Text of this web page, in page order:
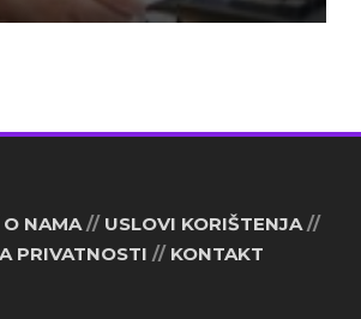
O NAMA // USLOVI KORIŠTENJA //
PRIVATNOSTI // KONTAKT